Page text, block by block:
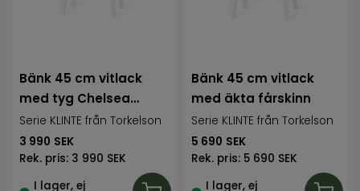
Bänk 45 cm vitlack
med tyg Chelsea
ljusgrå
Serie KLINTE från Torkelson
3 990 SEK
Rek. pris: 3 990 SEK
I lager, ej
Bänk 45 cm vitlack
med äkta fårskinn
Serie KLINTE från Torkelson
5 690 SEK
Rek. pris: 5 690 SEK
I lager, ej